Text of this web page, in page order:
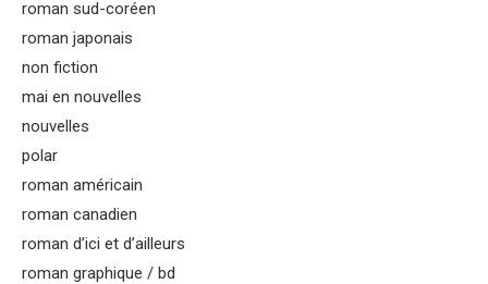
roman sud-coréen
roman japonais
non fiction
mai en nouvelles
nouvelles
polar
roman américain
roman canadien
roman d’ici et d’ailleurs
roman graphique / bd